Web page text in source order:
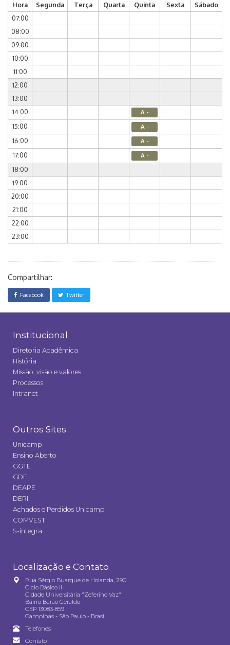
Hora Segunda Terça Quarta Quinta Sexta
Sábado
07:00
08:00
09:00
10:00
11:00
12:00
13:00
14:00
A -
15:00 A -
16:00 A -
17:00 A -
18:00
19:00
20:00
21:00
22:00
23:00
Compartilhar:
Facebook Twitter
Institucional
Diretoria Acadêmica
História
Missão, visão e valores
Processos
Intranet
Outros Sites
Unicamp
Ensino Aberto
GGTE
GDE
DEAPE
DERI
Achados e Perdidos Unicamp
COMVEST
S-integra
Localização e Contato
Rua Sérgio Buarque de Holanda, 290
Ciclo Básico II
Cidade Universitária "Zeferino Vaz"
Bairro Barão Geraldo
CEP 13083-859
Campinas - São Paulo - Brasil
Telefones
Contato